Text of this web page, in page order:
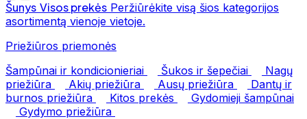
Šunys Visos prekės Peržiūrėkite visą šios kategorijos
asortimentą vienoje vietoje.
Priežiūros priemonės
Šampūnai ir kondicionieriai
Šukos ir šepečiai
Nagų
priežiūra
Akių priežiūra Ausų priežiūra
Dantų ir
burnos priežiūra
Kitos prekės
Gydomieji šampūnai
Gydymo priežiūra